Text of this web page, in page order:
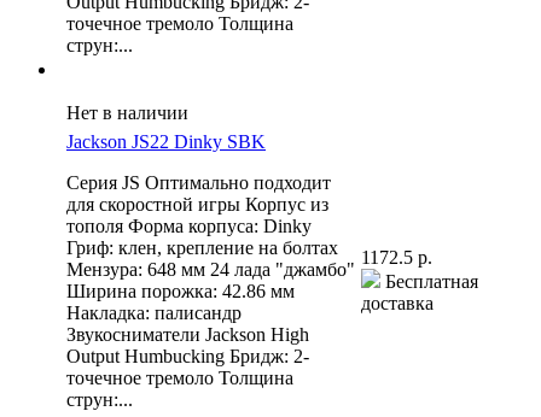
точечное тремоло Толщина
струн:...
Нет в наличии
Jackson JS22 Dinky SBK
Серия JS Оптимально подходит
для скоростной игры Корпус из
тополя Форма корпуса: Dinky
Гриф: клен, крепление на болтах
Мензура: 648 мм 24 лада "джамбо"
Ширина порожка: 42.86 мм
Накладка: палисандр
Звукосниматели Jackson High
Output Humbucking Бридж: 2-
точечное тремоло Толщина
струн:...
1172.5 р.
Бесплатная
доставка